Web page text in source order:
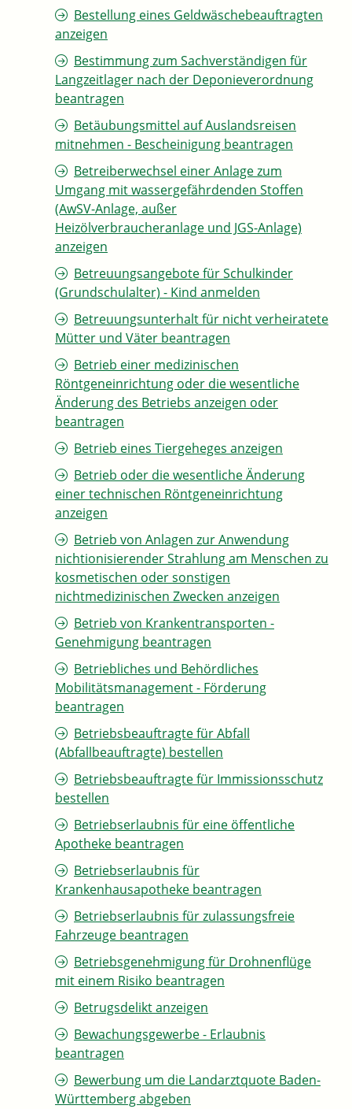
Bestellung eines Geldwäschebeauftragten
anzeigen
Bestimmung zum Sachverständigen für
Langzeitlager nach der Deponieverordnung
beantragen
Betäubungsmittel auf Auslandsreisen
mitnehmen - Bescheinigung beantragen
Betreiberwechsel einer Anlage zum
Umgang mit wassergefährdenden Stoffen
(AwSV-Anlage, außer
Heizölverbraucheranlage und JGS-Anlage)
anzeigen
Betreuungsangebote für Schulkinder
(Grundschulalter) - Kind anmelden
Betreuungsunterhalt für nicht verheiratete
Mütter und Väter beantragen
Betrieb einer medizinischen
Röntgeneinrichtung oder die wesentliche
Änderung des Betriebs anzeigen oder
beantragen
Betrieb eines Tiergeheges anzeigen
Betrieb oder die wesentliche Änderung
einer technischen Röntgeneinrichtung
anzeigen
Betrieb von Anlagen zur Anwendung
nichtionisierender Strahlung am Menschen zu
kosmetischen oder sonstigen
nichtmedizinischen Zwecken anzeigen
Betrieb von Krankentransporten -
Genehmigung beantragen
Betriebliches und Behördliches
Mobilitätsmanagement - Förderung
beantragen
Betriebsbeauftragte für Abfall
(Abfallbeauftragte) bestellen
Betriebsbeauftragte für Immissionsschutz
bestellen
Betriebserlaubnis für eine öffentliche
Apotheke beantragen
Betriebserlaubnis für
Krankenhausapotheke beantragen
Betriebserlaubnis für zulassungsfreie
Fahrzeuge beantragen
Betriebsgenehmigung für Drohnenflüge
mit einem Risiko beantragen
Betrugsdelikt anzeigen
Bewachungsgewerbe - Erlaubnis
beantragen
Bewerbung um die Landarztquote Baden-
Württemberg abgeben